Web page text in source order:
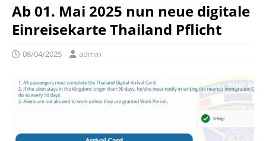
Ab 01. Mai 2025 nun neue digitale
Einreisekarte Thailand Pflicht
08/04/2025 admin